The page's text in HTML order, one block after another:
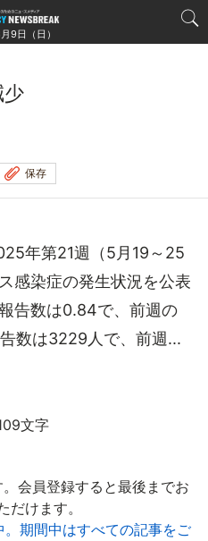
9日（日）
保存
年第21週（5月19～25
感染症の発生状況を公表
告数は0.84で、前週の
数は3229人で、前週...
文字
会員登録すると最後までお
だけます。
期間中はすべての記事をご